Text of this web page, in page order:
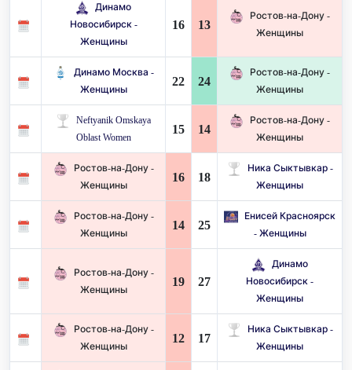
Динамо
Новосибирск -
Женщины
16 13
Ростов-на-Дону -
Женщины
Динамо Москва -
Женщины
22 24
Ростов-на-Дону -
Женщины
Neftyanik Omskaya
Oblast Women
15 14
Ростов-на-Дону -
Женщины
Ростов-на-Дону -
Женщины
16 18
Ника Сыктывкар -
Женщины
Ростов-на-Дону -
Женщины
14 25
Енисей Красноярск
- Женщины
Ростов-на-Дону -
Женщины
19 27
Динамо
Новосибирск -
Женщины
Ростов-на-Дону -
Женщины
12 17
Ника Сыктывкар -
Женщины